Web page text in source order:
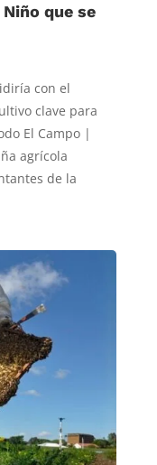
que se
con el
clave para
El Campo |
agrícola
de la